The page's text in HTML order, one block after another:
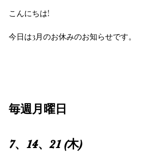
こんにちは!
今日は3月のお休みのお知らせです。
毎週月曜日
7、14、21 (木)